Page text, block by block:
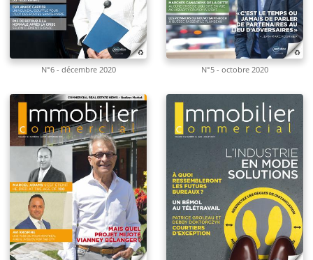
N°6 - décembre 2020 N°5 - octobre 2020